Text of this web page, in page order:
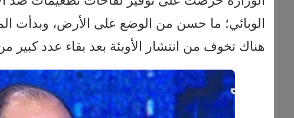
الوبائي؛ ما حسن من الوضع على الأرض، وبدأت
هناك تخوف من انتشار الأوبئة بعد بقاء عدد